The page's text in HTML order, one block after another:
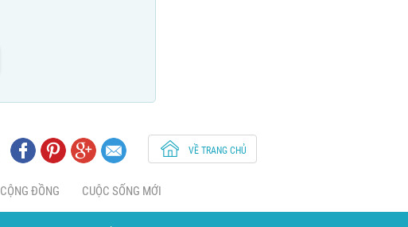
VỀ TRANG CHỦ
CỘNG ĐỒNG CUỘC SỐNG MỚI